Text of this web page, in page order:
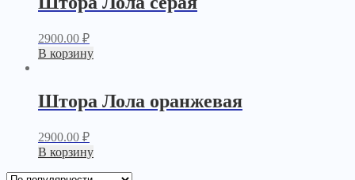
2900.00 ₽
В корзину
Штора Лола оранжевая
2900.00 ₽
В корзину